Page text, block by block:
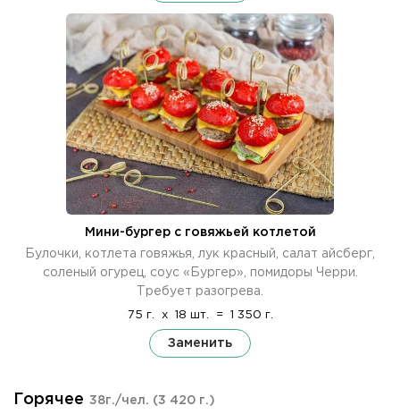
Мини-бургер с говяжьей котлетой
Булочки, котлета говяжья, лук красный, салат айсберг,
соленый огурец, соус «Бургер», помидоры Черри.
Требует разогрева.
75 г. x 18 шт. = 1 350 г.
Заменить
Горячее 38г./чел. (3 420 г.)